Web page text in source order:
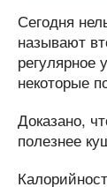
Сегодня
называют
регулярное
некоторые
Доказано,
полезнее